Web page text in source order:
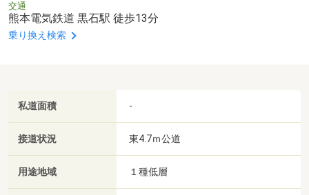
交通
熊本電気鉄道 黒石駅 徒歩13分
乗り換え検索
私道面積 -
接道状況 東4.7ｍ公道
用途地域 １種低層